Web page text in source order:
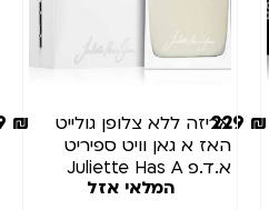
229
אריזה ללא צלופן גולייט
האז א גאן וויט ספיריט
א.ד.פ Juliette Has A
Gun White Spirit Edp
699 ₪
המלאי אזל